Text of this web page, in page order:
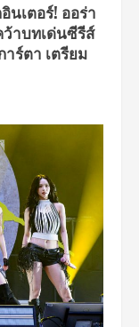
นเตอร์! ออร่า
าบทเด่นซีรีส์
าร์ตา เตรียม